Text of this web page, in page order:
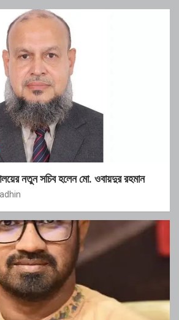
নতুন সচিব হলেন মো. ওবায়দুর রহমান